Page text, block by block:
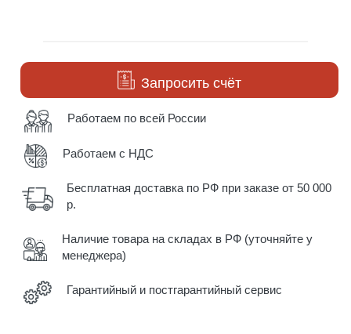
Запросить счёт
Работаем по всей России
Работаем с НДС
Бесплатная доставка по РФ при заказе от 50 000
р.
Наличие товара на складах в РФ (уточняйте у
менеджера)
Гарантийный и постгарантийный сервис